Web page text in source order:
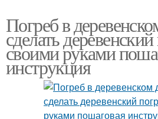
Погреба в частном доме
Погреб в
сделать
своими руками
инструкция